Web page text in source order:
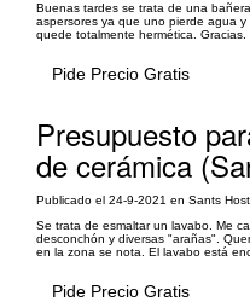
Buenas tardes se trata de una
aspersores ya que uno pierde agua
quede totalmente hermética.
Pide Precio Gratis
Presupuesto
de cerámica
Publicado el 24-9-2021 en Sants
Se trata de esmaltar un lavabo. Me
desconchón y diversas "arañas".
en la zona se nota. El lavabo está
Pide Precio Gratis